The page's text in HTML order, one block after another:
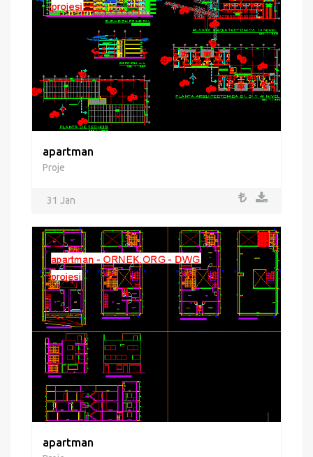
apartman
Proje
31 Jan
apartman